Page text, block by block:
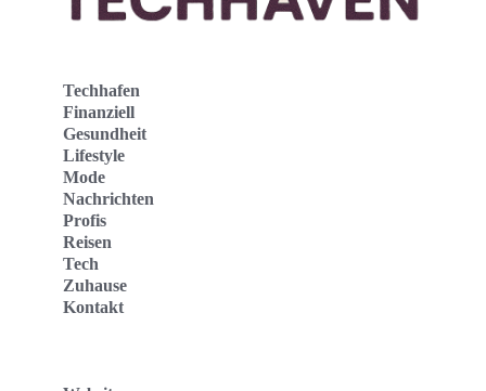
Techhafen
Finanziell
Gesundheit
Lifestyle
Mode
Nachrichten
Profis
Reisen
Tech
Zuhause
Kontakt